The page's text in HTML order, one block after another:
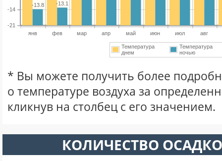
янв фев мар апр май июн июл авг
-21
-14
-13.1
-13.8
Температура
днем
Температура
ночью
* Вы можете получить более
о температуре воздуха за
кликнув на столбец с его значением.
КОЛИЧЕСТВО